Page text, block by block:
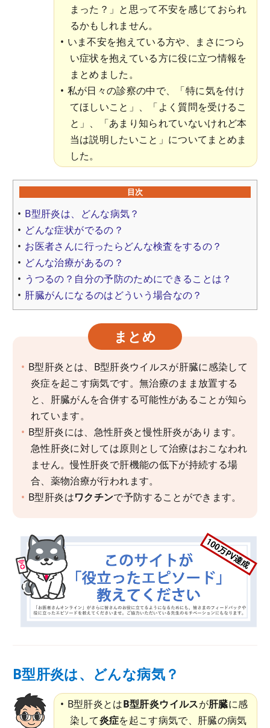
まった？」と思って不安を感じておられ
るかもしれません。
いま不安を抱えている方や、まさにつら
い症状を抱えている方に役に立つ情報を
まとめました。
私が日々の診察の中で、「特に気を付け
てほしいこと」、「よく質問を受けるこ
と」、「あまり知られていないけれど本
当は説明したいこと」についてまとめま
した。
目次
B型肝炎は、どんな病気？
どんな症状がでるの？
お医者さんに行ったらどんな検査をするの？
どんな治療があるの？
うつるの？自分の予防のためにできることは？
肝臓がんになるのはどういう場合なの？
まとめ
B型肝炎とは、B型肝炎ウイルスが肝臓に感染して
炎症を起こす病気です。無治療のまま放置する
と、肝臓がんを合併する可能性があることが知ら
れています。
B型肝炎には、急性肝炎と慢性肝炎があります。
急性肝炎に対しては原則として治療はおこなわれ
ません。慢性肝炎で肝機能の低下が持続する場
合、薬物治療が行われます。
B型肝炎はワクチンで予防することができます。
B型肝炎は、どんな病気？
B型肝炎とはB型肝炎ウイルスが肝臓に感
染して炎症を起こす病気で、肝臓の病気